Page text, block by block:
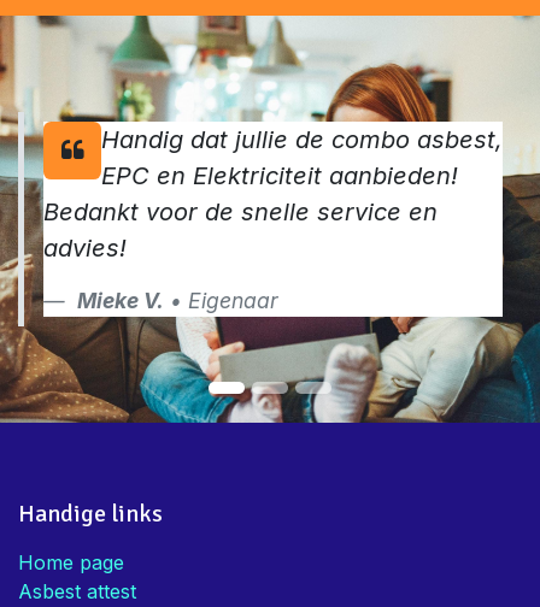
Handig dat jullie de combo asbest,
EPC en Elektriciteit aanbieden!
Bedankt voor de snelle service en
advies!
Mieke V. • Eigenaar
Handige links
Home page
Asbest attest